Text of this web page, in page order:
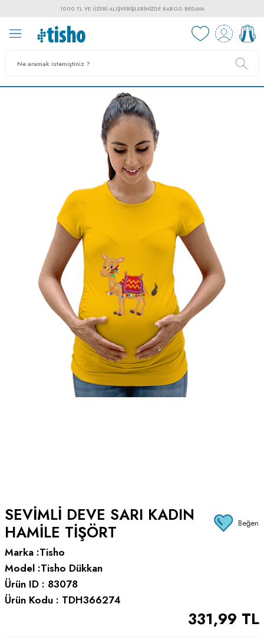
1000 TL VE ÜZERI ALIŞVERIŞLERINIZDE KARGO BEDAVA
SEVIMLI DEVE SARI KADIN
HAMILE TIŞÖRT
Beğen
Marka :Tisho
Model :Tisho Dükkan
Ürün ID : 83078
Ürün Kodu : TDH366274
331,99 TL